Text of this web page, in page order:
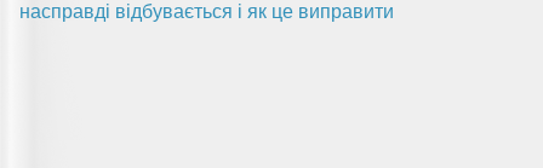
насправді відбувається і як це виправити